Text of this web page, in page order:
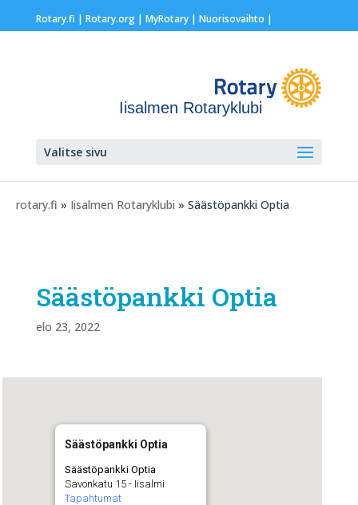
Rotary.fi | Rotary.org| MyRotary | Nuorisovaihto |
Iisalmen Rotaryklubi
Valitse sivu
rotary.fi » Iisalmen Rotaryklubi » Säästöpankki Optia
Säästöpankki Optia
elo 23, 2022
Säästöpankki Optia
Säästöpankki Optia
Savonkatu 15 - Iisalmi
Tapahtumat